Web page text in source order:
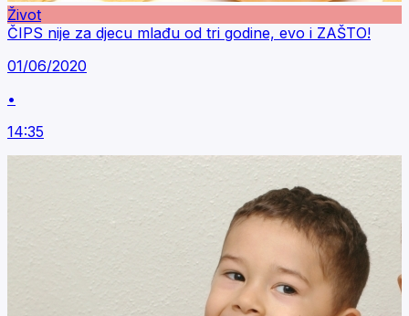
Život
ČIPS nije za djecu mlađu od tri godine, evo i ZAŠTO!
01/06/2020
•
14:35